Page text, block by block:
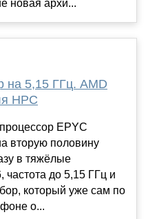
новая архи...
на 5,15 ГГц. AMD
HPC
EPYC
вторую половину
в тяжёлые
до 5,15 ГГц и
который уже сам по
о...